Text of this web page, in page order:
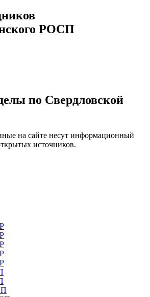
РОСП
по Свердловской
на сайте несут информационный
источников.